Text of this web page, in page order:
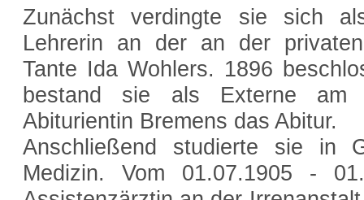
Zunächst verdingte sie sich
Lehrerin an der an der
Tante Ida Wohlers. 1896
bestand sie als Externe am
Abiturientin Bremens das Abitur.
Anschließend studierte sie in
Medizin. Vom 01.07.1905 -